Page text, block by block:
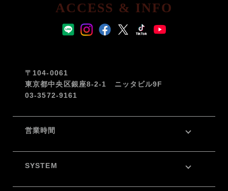
ACCESS & INFO
〒104-0061
東京都中央区銀座8-2-1 ニッタビル9F
03-3572-9161
営業時間
SYSTEM